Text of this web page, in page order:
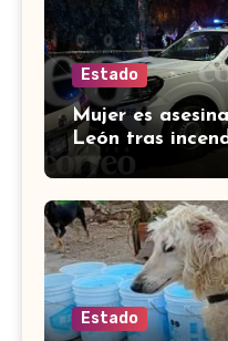
Estado
Mujer es
León tras
con bombas
Estado